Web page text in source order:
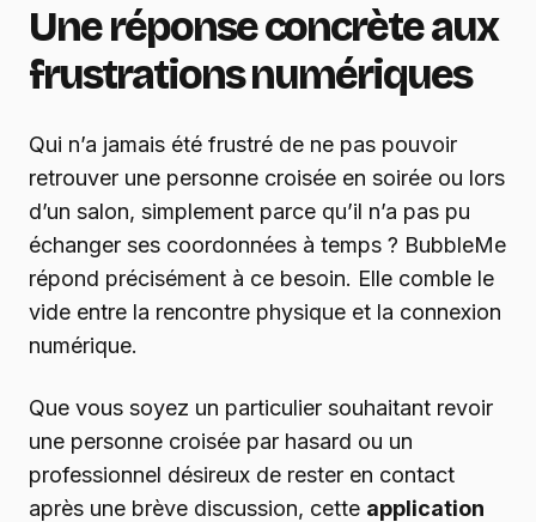
Une réponse concrète aux
frustrations numériques
Qui n’a jamais été frustré de ne pas pouvoir
retrouver une personne croisée en soirée ou lors
d’un salon, simplement parce qu’il n’a pas pu
échanger ses coordonnées à temps ? BubbleMe
répond précisément à ce besoin. Elle comble le
vide entre la rencontre physique et la connexion
numérique.
Que vous soyez un particulier souhaitant revoir
une personne croisée par hasard ou un
professionnel désireux de rester en contact
après une brève discussion, cette application